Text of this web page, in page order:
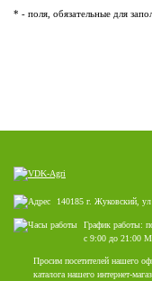
* - поля, обязательные для
140185 г. Жуковский,
График работы:
с 9:00 до 21:00
Просим посетителей нашего
каталога нашего интернет-